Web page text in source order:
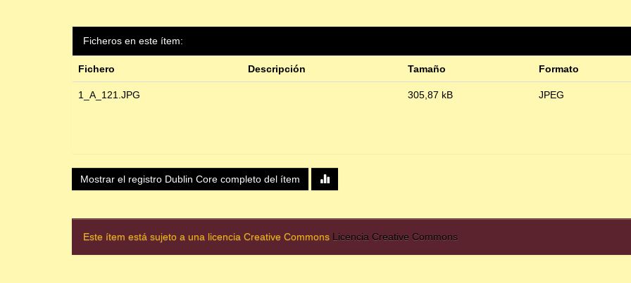
Ficheros en este ítem:
Fichero Descripción Tamaño Formato
1_A_121.JPG 305,87 kB JPEG
Mostrar el registro Dublin Core completo del ítem
Este ítem está sujeto a una licencia Creative Commons Licencia Creative Commons